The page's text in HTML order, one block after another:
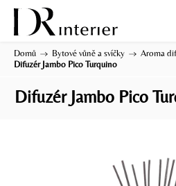
Domů / Bytové vůně a svíčky / Aroma
Difuzér Jambo Pico Turquino
Difuzér Jambo Pico